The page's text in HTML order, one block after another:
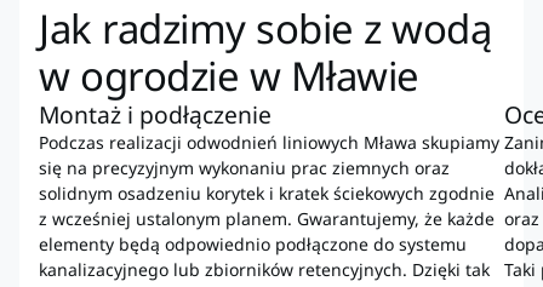
Jak radzimy sobie z wodą
w ogrodzie w Mławie
Montaż i podłączenie
Podczas realizacji odwodnień liniowych Mława skupiamy
się na precyzyjnym wykonaniu prac ziemnych oraz
solidnym osadzeniu korytek i kratek ściekowych zgodnie
z wcześniej ustalonym planem. Gwarantujemy, że każde
elementy będą odpowiednio podłączone do systemu
kanalizacyjnego lub zbiorników retencyjnych. Dzięki tak